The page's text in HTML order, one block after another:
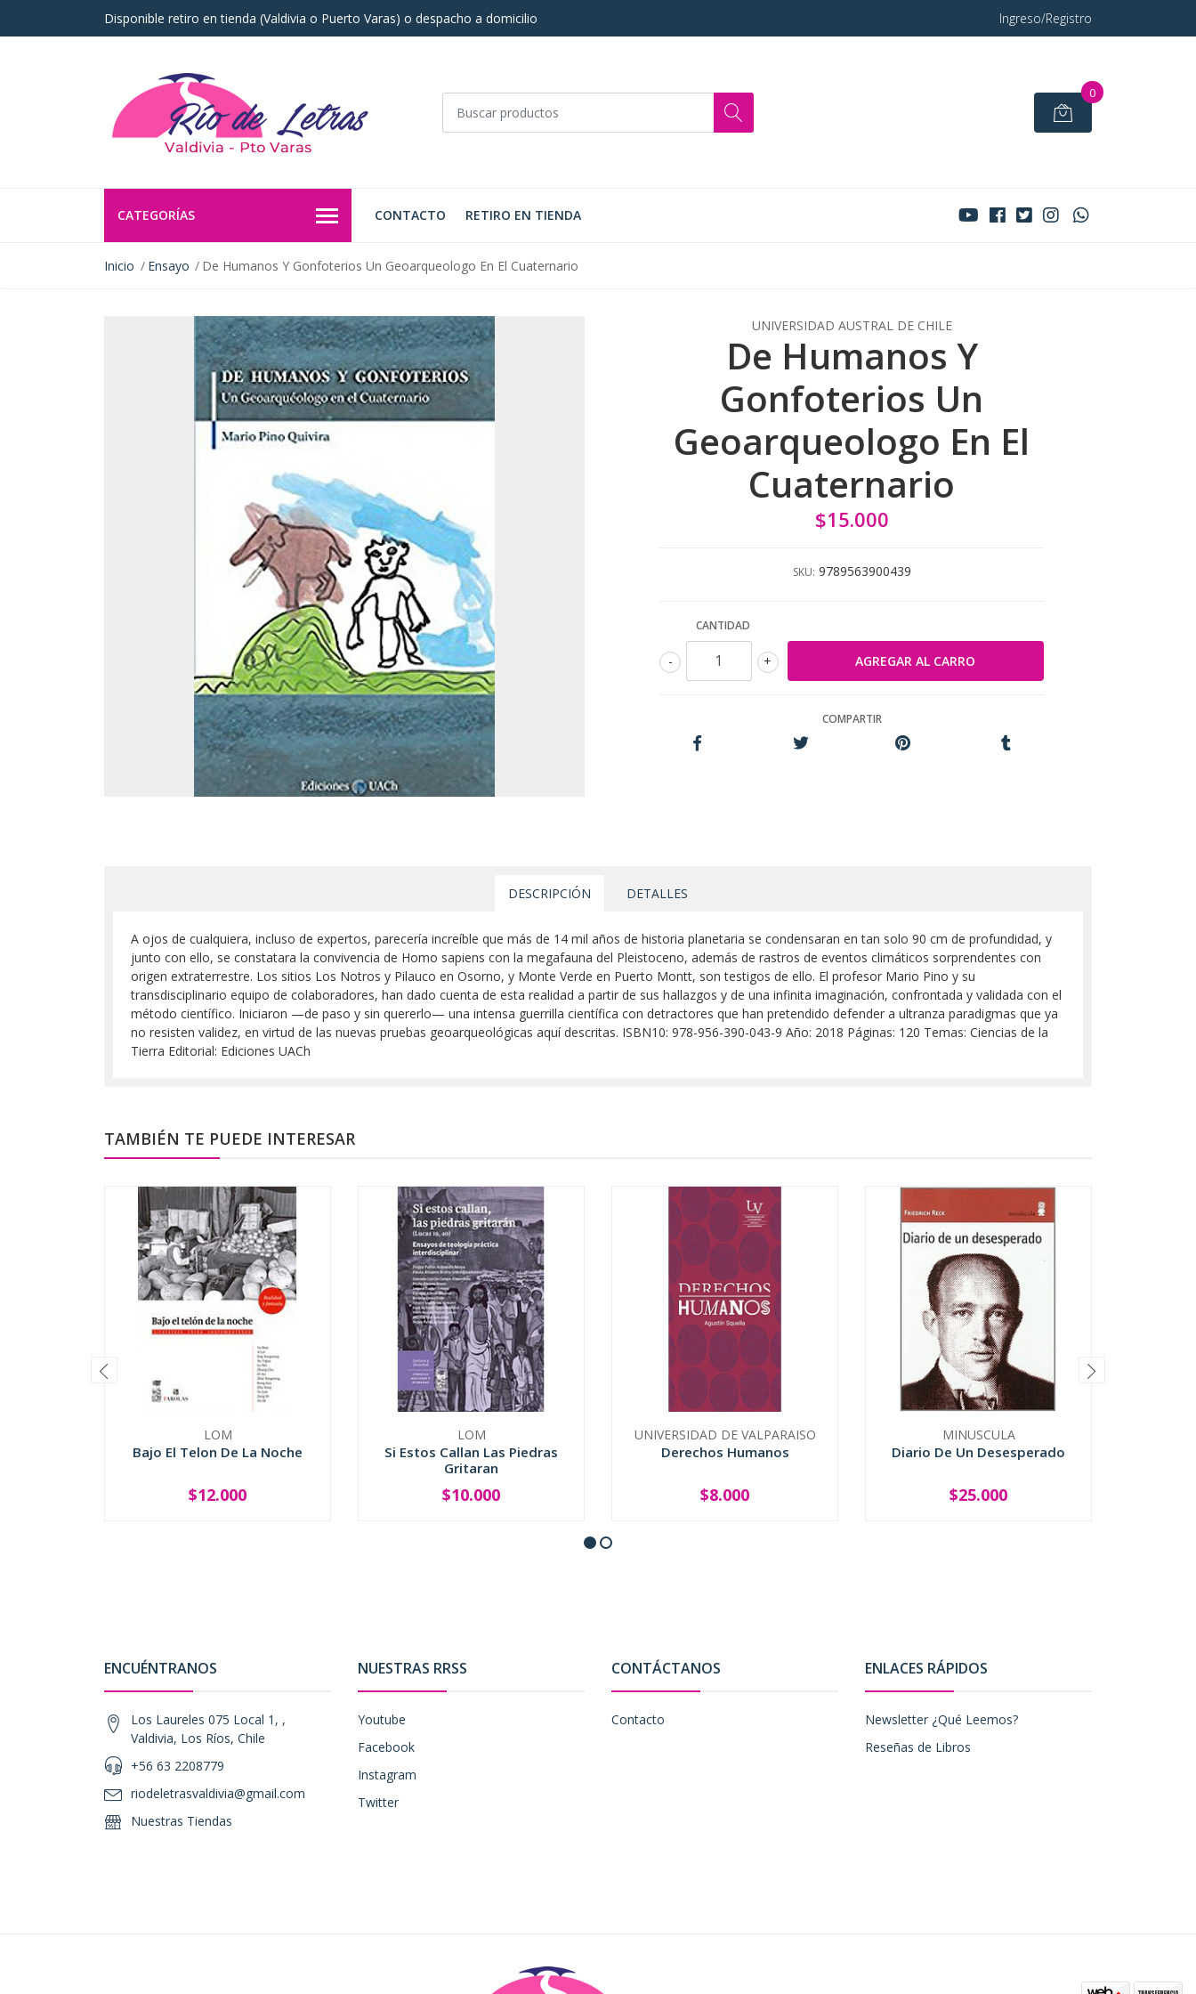
Disponible retiro en tienda (Valdivia o Puerto Varas) o despacho a domicilio Ingreso/Registro
0
CATEGORÍAS CONTACTO RETIRO EN TIENDA
Inicio Ensayo De Humanos Y Gonfoterios Un Geoarqueologo En El Cuaternario
UNIVERSIDAD AUSTRAL DE CHILE
De Humanos Y
Gonfoterios Un
Geoarqueologo En El
Cuaternario
$15.000
SKU: 9789563900439
CANTIDAD
+
-
COMPARTIR
DESCRIPCIÓN DETALLES
A ojos de cualquiera, incluso de expertos, parecería increíble que más de 14 mil años de historia planetaria se condensaran en tan solo 90 cm de profundidad, y
junto con ello, se constatara la convivencia de Homo sapiens con la megafauna del Pleistoceno, además de rastros de eventos climáticos sorprendentes con
origen extraterrestre. Los sitios Los Notros y Pilauco en Osorno, y Monte Verde en Puerto Montt, son testigos de ello. El profesor Mario Pino y su
transdisciplinario equipo de colaboradores, han dado cuenta de esta realidad a partir de sus hallazgos y de una infinita imaginación, confrontada y validada con el
método científico. Iniciaron —de paso y sin quererlo— una intensa guerrilla científica con detractores que han pretendido defender a ultranza paradigmas que ya
no resisten validez, en virtud de las nuevas pruebas geoarqueológicas aquí descritas. ISBN10: 978-956-390-043-9 Año: 2018 Páginas: 120 Temas: Ciencias de la
Tierra Editorial: Ediciones UACh
TAMBIÉN TE PUEDE INTERESAR
LOM
Bajo El Telon De La Noche
+
$12.000
LOM
Si Estos Callan Las Piedras
Gritaran
+
$10.000
UNIVERSIDAD DE VALPARAISO
Derechos Humanos
+
$8.000
MINUSCULA
Diario De Un Desesperado
+
$25.000
ENCUÉNTRANOS
Los Laureles 075 Local 1, ,
Valdivia, Los Ríos, Chile
+56 63 2208779
riodeletrasvaldivia@gmail.com
Nuestras Tiendas
NUESTRAS RRSS
Youtube
Facebook
Instagram
Twitter
CONTÁCTANOS
Contacto
ENLACES RÁPIDOS
Newsletter ¿Qué Leemos?
Reseñas de Libros